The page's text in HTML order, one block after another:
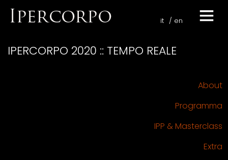
it en
IPERCORPO 2020 :: TEMPO REALE
About
Programma
IPP & Masterclass
Extra